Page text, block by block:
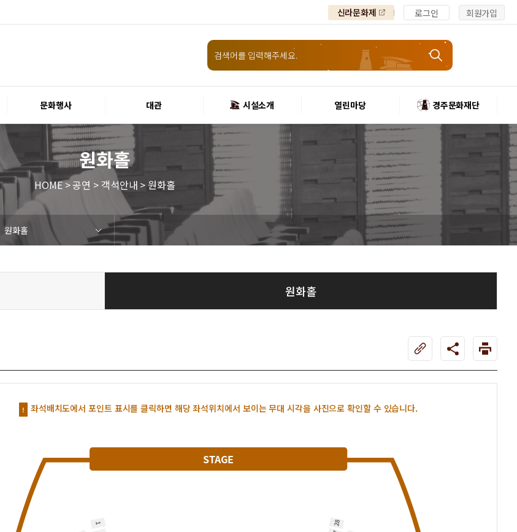
신라문화제 로그인 회원가입
문화행사 대관 시설소개 열린마당 경주문화재단
원화홀
HOME > 공연 > 객석안내 > 원화홀
원화홀
화랑홀 화랑홀 2층
화랑홀 3층
원화홀
티켓안내 티켓예매
티켓수령
할인규정
취소·환불규정
공연장 관람예절
공연장 편의서비스
현재전시
예정전시
지난전시
미술관 관람예절
미술관 편의서비스
경주 대릉원돌담길 축제
국제경주역사문화포럼
금속공예관
경주 e스포츠 페스티벌
돗자리피크닉
국제경주역사문화포럼
교촌문화공연 신라오기
신라문화제
국제뮤직페스티벌
경주문화관1918
교촌버스킹
지역예술인 지원사업
봉황대 뮤직스퀘어
경주국악여행
제야의 종 타종식
한수원아트페스티벌
한복문화주간
동아시아 문화도시
MyK FESTA in 경주
경주시 관광기념품 공모전
뉴스
갤러리
경주예술의전당
경주문화관1918
운영조례 경주예술의전당
운영규칙 공연장 및 부대시설
알천미술관
경주문화관1918
사용료 경주예술의전당
경주문화관1918
경주예술의전당
경주문화관1918
시설소개
공연장 화랑홀
원화홀
알천미술관
기타시설
시립극단 시립극단 소개
단원현황
시립합창단 시립합창단 소개
단원현황
시립신라고취대 시립신라고취대 소개
단원현황
연간일정
공지사항
입찰정보
채용정보
홍보·보도자료
서식·매뉴얼
웹진
FAQ 가입 및 정보
공연
전시
아카데미
대관
기타
질문과답변
회원안내 · 혜택
우수고객
비전전략
사업안내
연혁
재단CI
ESG경영 선언문
인권경영선언문
임직원행동강령
문화서비스윤리헌장
통합신고센터
경영목표 예산서 운영계획
결산서
임원 및 운영인력 현황 인건비
경영실적
외부기관 감사
기타공시
계약현황
기부금현황
업무추진비 복리후생비 내역
경주예술의전당
경주문화관1918
신라금속공예관
원화홀
! 좌석배치도에서 포인트 표시를 클릭하면 해당 좌석위치에서 보이는 무대 시각을 사진으로 확인할 수 있습니다.